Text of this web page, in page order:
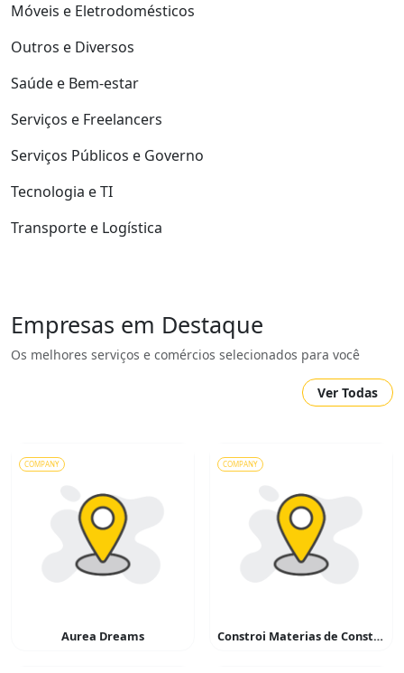
Móveis e Eletrodomésticos
Outros e Diversos
Saúde e Bem-estar
Serviços e Freelancers
Serviços Públicos e Governo
Tecnologia e TI
Transporte e Logística
Empresas em Destaque
Os melhores serviços e comércios selecionados para você
Ver Todas
COMPANY
Aurea Dreams
COMPANY
Constroi Materias de Construção